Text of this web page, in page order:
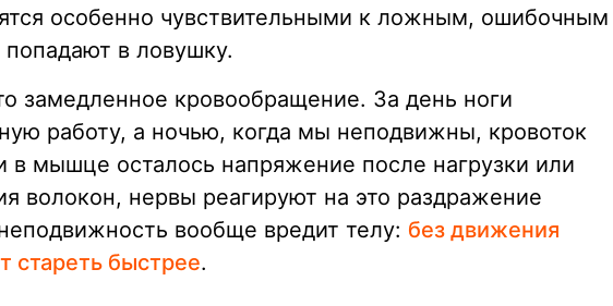
особенно чувствительными к ложным, ошибочным
в ловушку.
замедленное кровообращение. За день ноги
работу, а ночью, когда мы неподвижны, кровоток
в мышце осталось напряжение после нагрузки или
волокон, нервы реагируют на это раздражение
вообще вредит телу: без движения
стареть быстрее.